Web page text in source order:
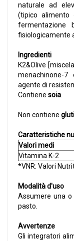
naturale ad
(tipico alimento
fermentazione
fisiologicamente
Ingredienti
K2&Olive
menachinone-
agente di
Contiene soia.
Non contiene
Caratteristiche
Valori medi
Vitamina K-2
*VNR: Valori
Modalità d'uso
Assumere una o
pasto.
Avvertenze
Gli integratori